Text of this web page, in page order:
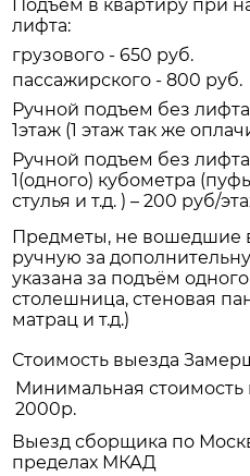
Подъём в квартиру при
лифта:
грузового - 650 руб.
пассажирского - 800 руб.
Ручной подъем без
1этаж (1 этаж так же
Ручной подъем без
1(одного) кубометра
стулья и т.д. ) – 200 руб/
Предметы, не вошедшие
ручную за
указана за подъём
столешница, стеновая
матрац и т.д.)
Стоимость выезда
Минимальная
2000р.
Выезд сборщика по
пределах МКАД